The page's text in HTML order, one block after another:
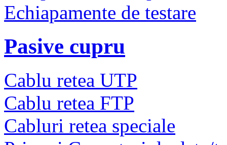
Echiapamente de testare
Pasive cupru
Cablu retea UTP
Cablu retea FTP
Cabluri retea speciale